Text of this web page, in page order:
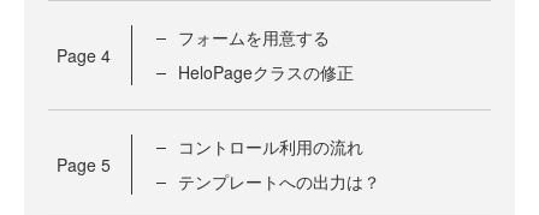
Page 4
フォームを用意する
HeloPageクラスの修正
Page 5
コントロール利用の流れ
テンプレートへの出力は？